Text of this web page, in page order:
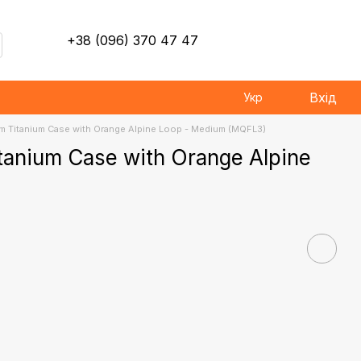
+38 (096) 370 47 47
Укр Вхід
Titanium Case with Orange Alpine Loop - Medium (MQFL3)
Case with Orange Alpine